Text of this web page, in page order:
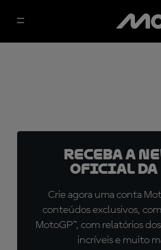
Receba a
oficial da
Crie agora uma conta
conteúdos exclusivos,
MotoGP™, com relatórios
incríveis e muito